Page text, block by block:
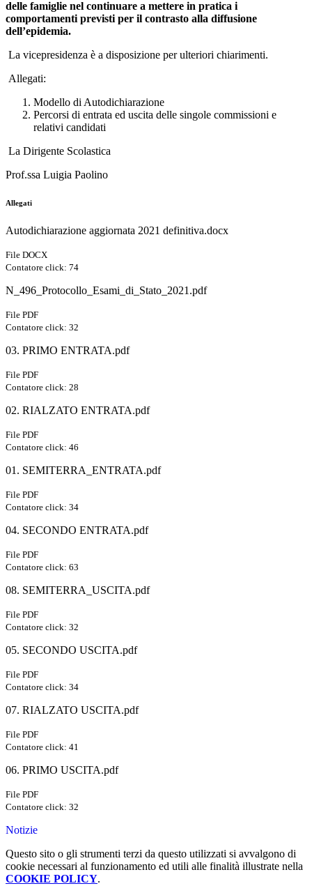
delle famiglie nel continuare a mettere in pratica i
comportamenti previsti per il contrasto alla diffusione
dell’epidemia.
La vicepresidenza è a disposizione per ulteriori chiarimenti.
Allegati:
Modello di Autodichiarazione
Percorsi di entrata ed uscita delle singole commissioni e
relativi candidati
La Dirigente Scolastica
Prof.ssa Luigia Paolino
Allegati
Autodichiarazione aggiornata 2021 definitiva.docx
File DOCX
Contatore click: 74
N_496_Protocollo_Esami_di_Stato_2021.pdf
File PDF
Contatore click: 32
03. PRIMO ENTRATA.pdf
File PDF
Contatore click: 28
02. RIALZATO ENTRATA.pdf
File PDF
Contatore click: 46
01. SEMITERRA_ENTRATA.pdf
File PDF
Contatore click: 34
04. SECONDO ENTRATA.pdf
File PDF
Contatore click: 63
08. SEMITERRA_USCITA.pdf
File PDF
Contatore click: 32
05. SECONDO USCITA.pdf
File PDF
Contatore click: 34
07. RIALZATO USCITA.pdf
File PDF
Contatore click: 41
06. PRIMO USCITA.pdf
File PDF
Contatore click: 32
Notizie
Questo sito o gli strumenti terzi da questo utilizzati si avvalgono di
cookie necessari al funzionamento ed utili alle finalità illustrate nella
COOKIE POLICY.